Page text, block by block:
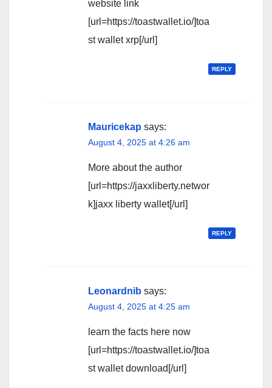
website link
[url=https://toastwallet.io/]toa
st wallet xrp[/url]
REPLY
Mauricekap says:
August 4, 2025 at 4:26 am
More about the author
[url=https://jaxxliberty.networ
k]jaxx liberty wallet[/url]
REPLY
Leonardnib says:
August 4, 2025 at 4:25 am
learn the facts here now
[url=https://toastwallet.io/]toa
st wallet download[/url]